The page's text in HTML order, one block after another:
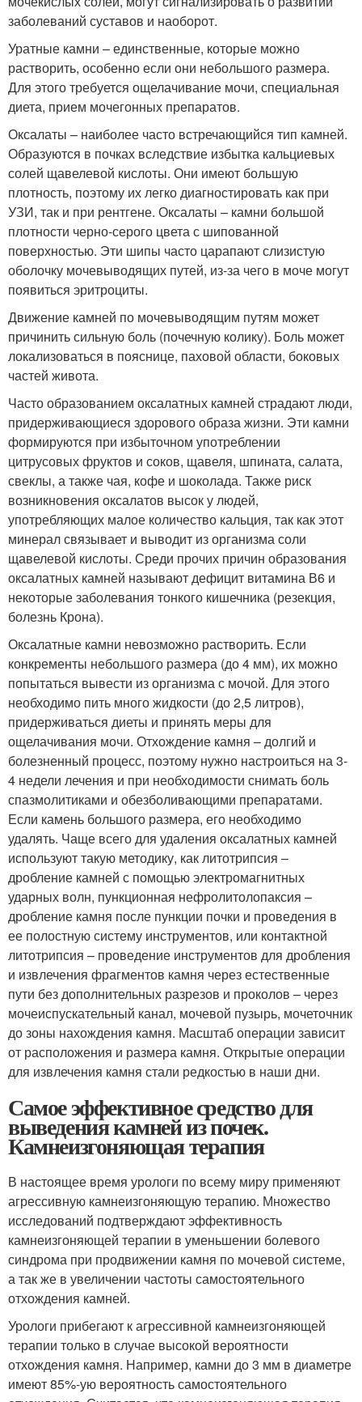
заболеваний суставов и наоборот.
Уратные камни – единственные, которые можно
растворить, особенно если они небольшого размера.
Для этого требуется ощелачивание мочи, специальная
диета, прием мочегонных препаратов.
Оксалаты – наиболее часто встречающийся тип камней.
Образуются в почках вследствие избытка кальциевых
солей щавелевой кислоты. Они имеют большую
плотность, поэтому их легко диагностировать как при
УЗИ, так и при рентгене. Оксалаты – камни большой
плотности черно-серого цвета с шипованной
поверхностью. Эти шипы часто царапают слизистую
оболочку мочевыводящих путей, из-за чего в моче могут
появиться эритроциты.
Движение камней по мочевыводящим путям может
причинить сильную боль (почечную колику). Боль может
локализоваться в пояснице, паховой области, боковых
частей живота.
Часто образованием оксалатных камней страдают люди,
придерживающиеся здорового образа жизни. Эти камни
формируются при избыточном употреблении
цитрусовых фруктов и соков, щавеля, шпината, салата,
свеклы, а также чая, кофе и шоколада. Также риск
возникновения оксалатов высок у людей,
употребляющих малое количество кальция, так как этот
минерал связывает и выводит из организма соли
щавелевой кислоты. Среди прочих причин образования
оксалатных камней называют дефицит витамина В6 и
некоторые заболевания тонкого кишечника (резекция,
болезнь Крона).
Оксалатные камни невозможно растворить. Если
конкременты небольшого размера (до 4 мм), их можно
попытаться вывести из организма с мочой. Для этого
необходимо пить много жидкости (до 2,5 литров),
придерживаться диеты и принять меры для
ощелачивания мочи. Отхождение камня – долгий и
болезненный процесс, поэтому нужно настроиться на 3-
4 недели лечения и при необходимости снимать боль
спазмолитиками и обезболивающими препаратами.
Если камень большого размера, его необходимо
удалять. Чаще всего для удаления оксалатных камней
используют такую методику, как литотрипсия –
дробление камней с помощью электромагнитных
ударных волн, пункционная нефролитолопаксия –
дробление камня после пункции почки и проведения в
ее полостную систему инструментов, или контактной
литотрипсия – проведение инструментов для дробления
и извлечения фрагментов камня через естественные
пути без дополнительных разрезов и проколов – через
мочеиспускательный канал, мочевой пузырь, мочеточник
до зоны нахождения камня. Масштаб операции зависит
от расположения и размера камня. Открытые операции
для извлечения камня стали редкостью в наши дни.
Самое эффективное средство для
выведения камней из почек.
Камнеизгоняющая терапия
В настоящее время урологи по всему миру применяют
агрессивную камнеизгоняющую терапию. Множество
исследований подтверждают эффективность
камнеизгоняющей терапии в уменьшении болевого
синдрома при продвижении камня по мочевой системе,
а так же в увеличении частоты самостоятельного
отхождения камней.
Урологи прибегают к агрессивной камнеизгоняющей
терапии только в случае высокой вероятности
отхождения камня. Например, камни до 3 мм в диаметре
имеют 85%-ую вероятность самостоятельного